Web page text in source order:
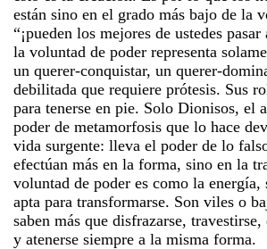
están sino en el grado más bajo de la
“¡pueden los mejores de ustedes
la voluntad de poder representa
un querer-conquistar, un querer-
debilitada que requiere prótesis. Sus
para tenerse en pie. Solo Dionisos, el
poder de metamorfosis que lo hace
vida surgente: lleva el poder de lo
efectúan más en la forma, sino en la
voluntad de poder es como la
apta para transformarse. Son viles o
saben más que disfrazarse,
y atenerse siempre a la misma forma.